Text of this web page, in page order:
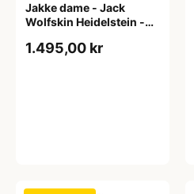
Jakke dame - Jack
Wolfskin Heidelstein -
1.495,00 kr